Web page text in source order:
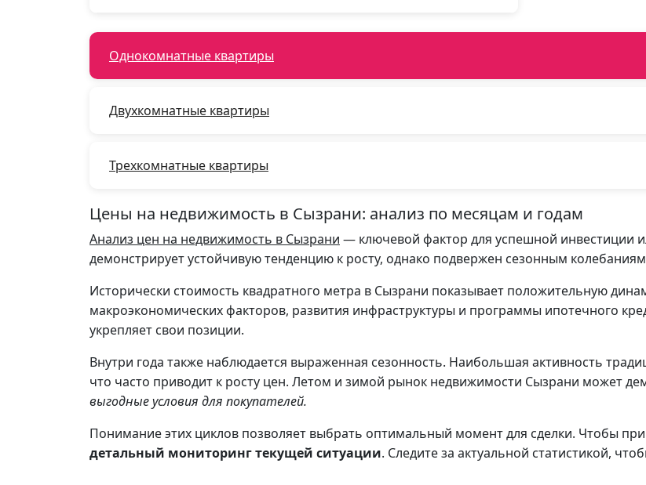
Однокомнатные квартиры
Двухкомнатные квартиры
Трехкомнатные квартиры
Цены на недвижимость в Сызрани: анализ по месяцам и годам
Анализ цен на недвижимость в Сызрани — ключевой фактор для успешной инвестиции
демонстрирует устойчивую тенденцию к росту, однако подвержен сезонным
Исторически стоимость квадратного метра в Сызрани показывает положительную
макроэкономических факторов, развития инфраструктуры и программы ипотечного
укрепляет свои позиции.
Внутри года также наблюдается выраженная сезонность. Наибольшая активность
что часто приводит к росту цен. Летом и зимой рынок недвижимости Сызрани может
выгодные условия для покупателей.
Понимание этих циклов позволяет выбрать оптимальный момент для сделки. Чтобы
детальный мониторинг текущей ситуации. Следите за актуальной статистикой,